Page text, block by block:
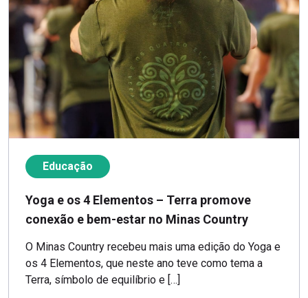
Educação
Yoga e os 4 Elementos – Terra promove
conexão e bem-estar no Minas Country
O Minas Country recebeu mais uma edição do Yoga e
os 4 Elementos, que neste ano teve como tema a
Terra, símbolo de equilíbrio e […]